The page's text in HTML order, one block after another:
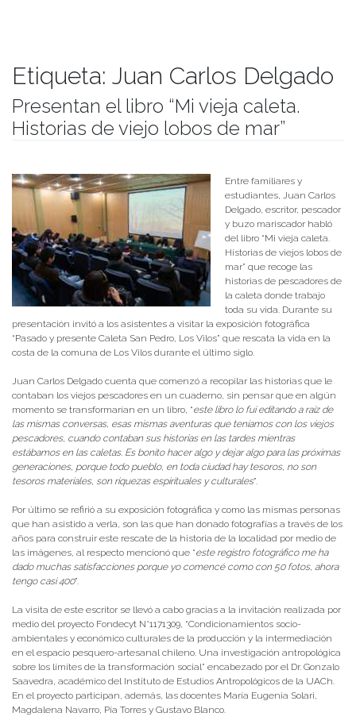
Etiqueta: Juan Carlos Delgado
Presentan el libro “Mi vieja caleta.
Historias de viejo lobos de mar”
Entre familiares y
estudiantes, Juan Carlos
Delgado, escritor, pescador
y buzo mariscador habló
del libro “Mi vieja caleta.
Historias de viejos lobos de
mar” que recoge las
historias de pescadores de
la caleta donde trabajo
toda su vida. Durante su
presentación invitó a los asistentes a visitar la exposición fotográfica
“Pasado y presente Caleta San Pedro, Los Vilos” que rescata la vida en la
costa de la comuna de Los Vilos durante el último siglo.
Juan Carlos Delgado cuenta que comenzó a recopilar las historias que le
contaban los viejos pescadores en un cuaderno, sin pensar que en algún
momento se transformarían en un libro, “este libro lo fui editando a raíz de
las mismas conversas, esas mismas aventuras que teníamos con los viejos
pescadores, cuando contaban sus historias en las tardes mientras
estábamos en las caletas. Es bonito hacer algo y dejar algo para las próximas
generaciones, porque todo pueblo, en toda ciudad hay tesoros, no son
tesoros materiales, son riquezas espirituales y culturales”.
Por último se refirió a su exposición fotográfica y como las mismas personas
que han asistido a verla, son las que han donado fotografías a través de los
años para construir este rescate de la historia de la localidad por medio de
las imágenes, al respecto mencionó que “este registro fotográfico me ha
dado muchas satisfacciones porque yo comencé como con 50 fotos, ahora
tengo casi 400”.
La visita de este escritor se llevó a cabo gracias a la invitación realizada por
medio del proyecto Fondecyt N°1171309, “Condicionamientos socio-
ambientales y económico culturales de la producción y la intermediación
en el espacio pesquero-artesanal chileno. Una investigación antropológica
sobre los límites de la transformación social” encabezado por el Dr. Gonzalo
Saavedra, académico del Instituto de Estudios Antropológicos de la UACh.
En el proyecto participan, además, las docentes María Eugenia Solari,
Magdalena Navarro, Pía Torres y Gustavo Blanco.